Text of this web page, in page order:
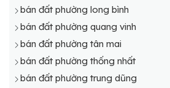
bán đất phường long bình
bán đất phường quang vinh
bán đất phường tân mai
bán đất phường thống nhất
bán đất phường trung dũng